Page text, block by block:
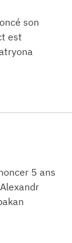
son
est
5 ans